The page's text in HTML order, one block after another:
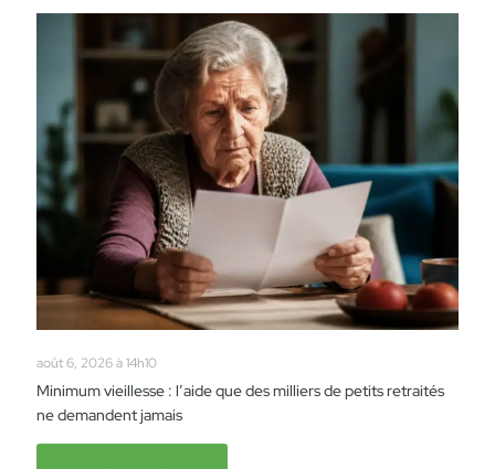
août 6, 2026 à 14h10
Minimum vieillesse : l’aide que des milliers de petits retraités
ne demandent jamais